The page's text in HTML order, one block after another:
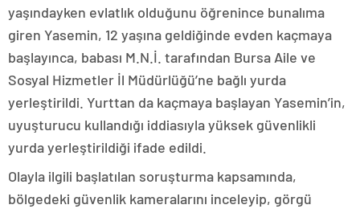
yaşındayken evlatlık olduğunu öğrenince bunalıma
giren Yasemin, 12 yaşına geldiğinde evden kaçmaya
başlayınca, babası M.N.İ. tarafından Bursa Aile ve
Sosyal Hizmetler İl Müdürlüğü’ne bağlı yurda
yerleştirildi. Yurttan da kaçmaya başlayan Yasemin’in,
uyuşturucu kullandığı iddiasıyla yüksek güvenlikli
yurda yerleştirildiği ifade edildi.
Olayla ilgili başlatılan soruşturma kapsamında,
bölgedeki güvenlik kameralarını inceleyip, görgü